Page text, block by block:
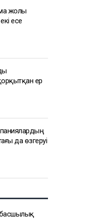
жолы
есе
ер
да өзгеруі